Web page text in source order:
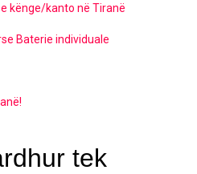
kënge/kanto në Tiranë
Baterie individuale